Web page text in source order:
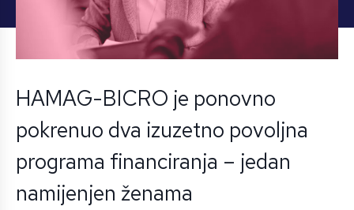
HAMAG-BICRO je ponovno
pokrenuo dva izuzetno povoljna
programa financiranja – jedan
namijenjen ženama